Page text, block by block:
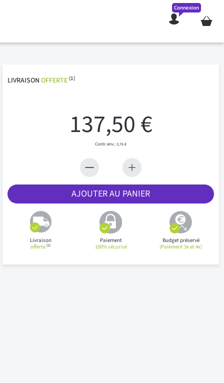
Mon
Connexion
LIVRAISONOFFERTE (1)
137,50 €
3,76 €
AJOUTER AU PANIER
Livraison
offerte(1)
Paiement
100% sécurisé
Budget préservé
(Paiement 3x et 4x)